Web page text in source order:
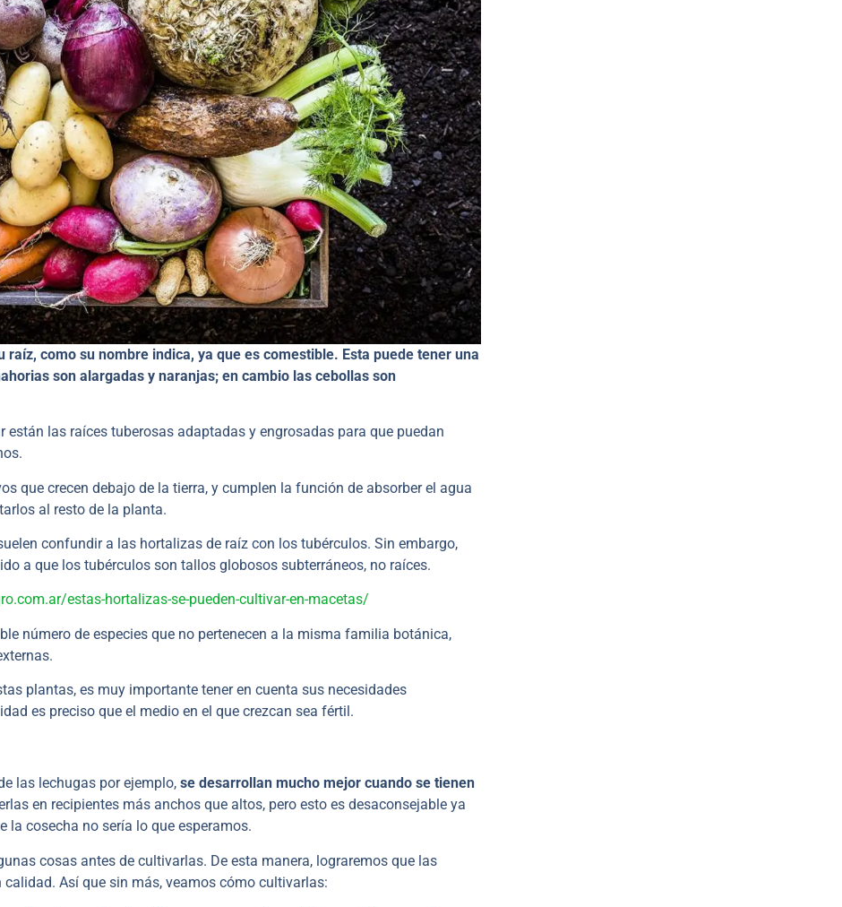
como su nombre indica, ya que es comestible. Esta puede tener una
son alargadas y naranjas; en cambio las cebollas son
están las raíces tuberosas adaptadas y engrosadas para que puedan
que crecen debajo de la tierra, y cumplen la función de absorber el agua
al resto de la planta.
confundir a las hortalizas de raíz con los tubérculos. Sin embargo,
a que los tubérculos son tallos globosos subterráneos, no raíces.
estas-hortalizas-se-pueden-cultivar-en-macetas/
número de especies que no pertenecen a la misma familia botánica,
plantas, es muy importante tener en cuenta sus necesidades
es preciso que el medio en el que crezcan sea fértil.
las lechugas por ejemplo, se desarrollan mucho mejor cuando se tienen
en recipientes más anchos que altos, pero esto es desaconsejable ya
la cosecha no sería lo que esperamos.
cosas antes de cultivarlas. De esta manera, lograremos que las
Así que sin más, veamos cómo cultivarlas: